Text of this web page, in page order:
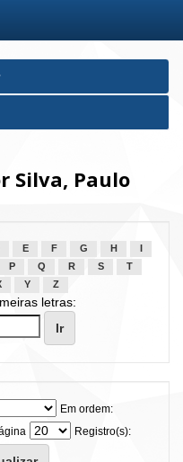
Silva, Paulo
E F G H
P Q R S
T
Y Z
letras:
Em ordem:
Registro(s):